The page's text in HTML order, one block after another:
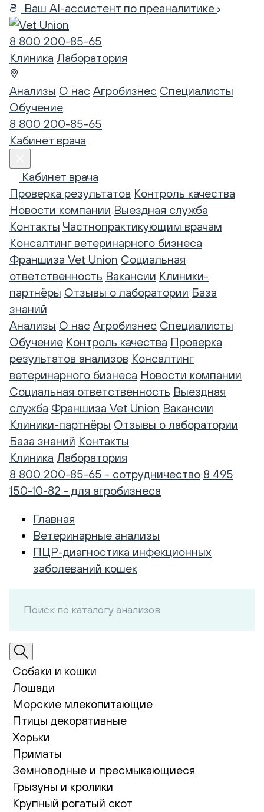
Ваш AI-ассистент по преаналитике
8 800 200-85-65
Клиника Лаборатория
Анализы О нас Агробизнес Специалисты
Обучение
8 800 200-85-65
Кабинет врача
Кабинет врача
Проверка результатов Контроль качества
Новости компании Выездная служба
Контакты Частнопрактикующим врачам
Консалтинг ветеринарного бизнеса
Франшиза Vet Union Социальная
ответственность Вакансии Клиники-
партнёры Отзывы о лаборатории База
знаний
Анализы О нас Агробизнес Специалисты
Обучение Контроль качества Проверка
результатов анализов Консалтинг
ветеринарного бизнеса Новости компании
Социальная ответственность Выездная
служба Франшиза Vet Union Вакансии
Клиники-партнёры Отзывы о лаборатории
База знаний Контакты
Клиника Лаборатория
8 800 200-85-65 - сотрудничество 8 495
150-10-82 - для агробизнеса
Главная
Ветеринарные анализы
ПЦР-диагностика инфекционных
заболеваний кошек
Собаки и кошки
Лошади
Морские млекопитающие
Птицы декоративные
Хорьки
Приматы
Земноводные и пресмыкающиеся
Грызуны и кролики
Крупный рогатый скот